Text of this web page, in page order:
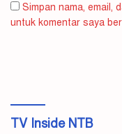
Simpan nama, email,
untuk komentar saya
TV Inside NTB